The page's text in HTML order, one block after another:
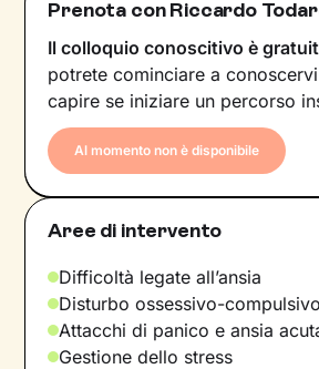
Prenota con Riccardo
Il colloquio conoscitivo è
potrete cominciare a
capire se iniziare un percorso
Al momento non è disponibile
Aree di intervento
Difficoltà legate all’ansia
Disturbo ossessivo-compulsivo
Attacchi di panico e ansia
Gestione dello stress